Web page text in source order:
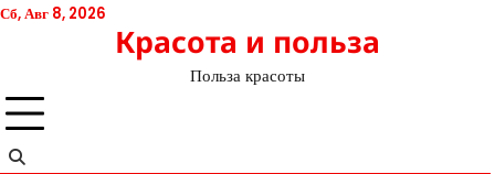
Перейти
Сб, Авг 8, 2026
Красота и польза
Польза красоты